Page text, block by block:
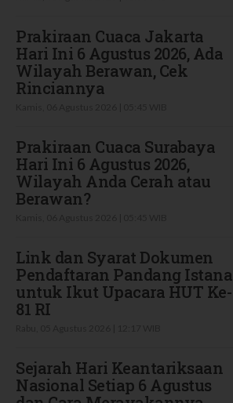
Prakiraan Cuaca Jakarta
Hari Ini 6 Agustus 2026, Ada
Wilayah Berawan, Cek
Rinciannya
Prakiraan Cuaca Surabaya
Hari Ini 6 Agustus 2026,
Wilayah Anda Cerah atau
Berawan?
Link dan Syarat Dokumen
Pendaftaran Pandang Istana
untuk Ikut Upacara HUT Ke-
81 RI
Sejarah Hari Keantariksaan
Nasional Setiap 6 Agustus